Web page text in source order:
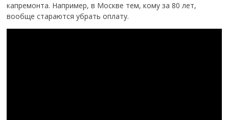
капремонта. Например, в Москве тем, кому за 80 лет,
вообще стараются убрать оплату.